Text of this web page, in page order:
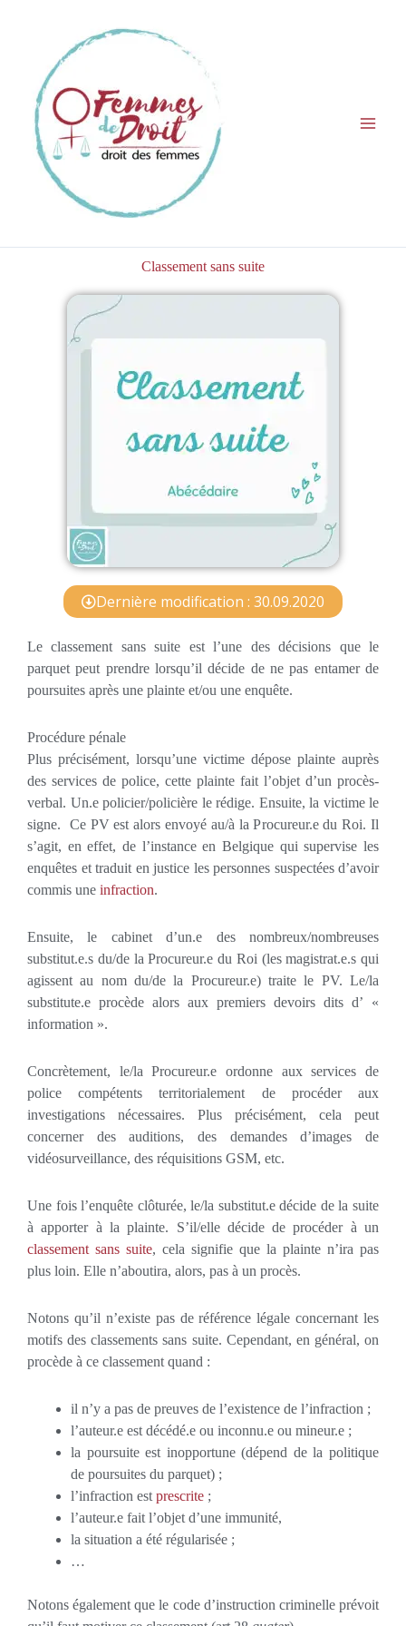
Classement sans suite
Dernière modification : 30.09.2020
Le classement sans suite est l’une des décisions que le
parquet peut prendre lorsqu’il décide de ne pas entamer de
poursuites après une plainte et/ou une enquête.
Procédure pénale
Plus précisément, lorsqu’une victime dépose plainte auprès
des services de police, cette plainte fait l’objet d’un procès-
verbal. Un.e policier/policière le rédige. Ensuite, la victime le
signe. Ce PV est alors envoyé au/à la Procureur.e du Roi. Il
s’agit, en effet, de l’instance en Belgique qui supervise les
enquêtes et traduit en justice les personnes suspectées d’avoir
commis une infraction.
Ensuite, le cabinet d’un.e des nombreux/nombreuses
substitut.e.s du/de la Procureur.e du Roi (les magistrat.e.s qui
agissent au nom du/de la Procureur.e) traite le PV. Le/la
substitute.e procède alors aux premiers devoirs dits d’ «
information ».
Concrètement, le/la Procureur.e ordonne aux services de
police compétents territorialement de procéder aux
investigations nécessaires. Plus précisément, cela peut
concerner des auditions, des demandes d’images de
vidéosurveillance, des réquisitions GSM, etc.
Une fois l’enquête clôturée, le/la substitut.e décide de la suite
à apporter à la plainte. S’il/elle décide de procéder à un
classement sans suite, cela signifie que la plainte n’ira pas
plus loin. Elle n’aboutira, alors, pas à un procès.
Notons qu’il n’existe pas de référence légale concernant les
motifs des classements sans suite. Cependant, en général, on
procède à ce classement quand :
il n’y a pas de preuves de l’existence de l’infraction ;
l’auteur.e est décédé.e ou inconnu.e ou mineur.e ;
la poursuite est inopportune (dépend de la politique
de poursuites du parquet) ;
l’infraction est prescrite ;
l’auteur.e fait l’objet d’une immunité,
la situation a été régularisée ;
…
Notons également que le code d’instruction criminelle prévoit